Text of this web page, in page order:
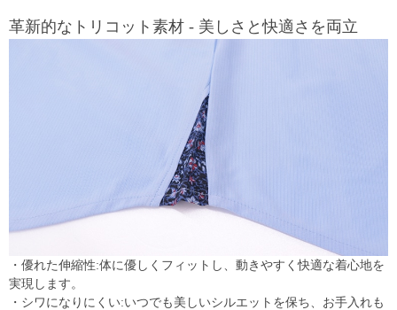
革新的なトリコット素材 - 美しさと快適さを両立
・優れた伸縮性:体に優しくフィットし、動きやすく快適な着心地を
実現します。
・シワになりにくい:いつでも美しいシルエットを保ち、お手入れも